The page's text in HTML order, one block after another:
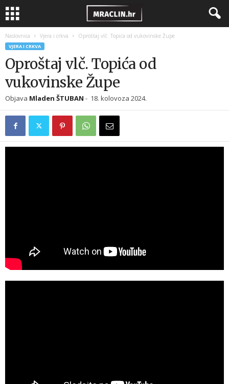
Naslovnica Vjera i crkva Oproštaj vlč. Topića od vukovinske Župe
VJERA I CRKVA
Oproštaj vlč. Topića od
vukovinske Župe
Objava Mladen ŠTUBAN - 18. kolovoza 2024.